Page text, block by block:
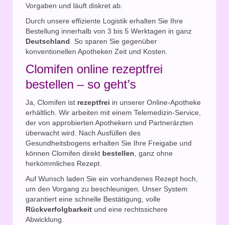
Vorgaben und läuft diskret ab.
Durch unsere effiziente Logistik erhalten Sie Ihre
Bestellung innerhalb von 3 bis 5 Werktagen in ganz
Deutschland . So sparen Sie gegenüber
konventionellen Apotheken Zeit und Kosten.
Clomifen online rezeptfrei
bestellen – so geht’s
Ja, Clomifen ist rezeptfrei in unserer Online-Apotheke
erhältlich. Wir arbeiten mit einem Telemedizin-Service,
der von approbierten Apothekern und Partnerärzten
überwacht wird. Nach Ausfüllen des
Gesundheitsbogens erhalten Sie Ihre Freigabe und
können Clomifen direkt bestellen , ganz ohne
herkömmliches Rezept.
Auf Wunsch laden Sie ein vorhandenes Rezept hoch,
um den Vorgang zu beschleunigen. Unser System
garantiert eine schnelle Bestätigung, volle
Rückverfolgbarkeit und eine rechtssichere
Abwicklung.